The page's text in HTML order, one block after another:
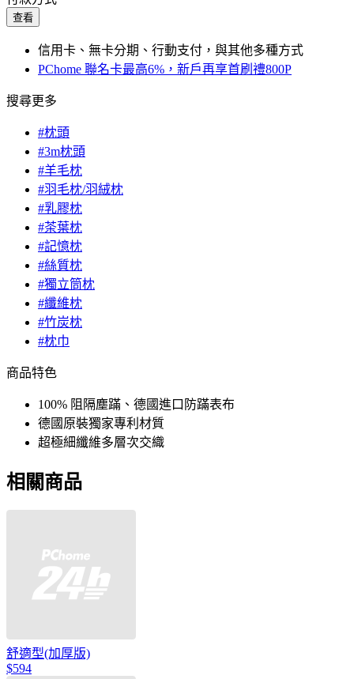
查看
信用卡、無卡分期、行動支付，與其他多種方式
PChome 聯名卡最高6%，新戶再享首刷禮800P
搜尋更多
#枕頭
#3m枕頭
#羊毛枕
#羽毛枕/羽絨枕
#乳膠枕
#茶葉枕
#記憶枕
#絲質枕
#獨立筒枕
#纖維枕
#竹炭枕
#枕巾
商品特色
100% 阻隔塵蹣、德國進口防蹣表布
德國原裝獨家專利材質
超極細纖維多層次交織
相關商品
舒適型(加厚版)
$594